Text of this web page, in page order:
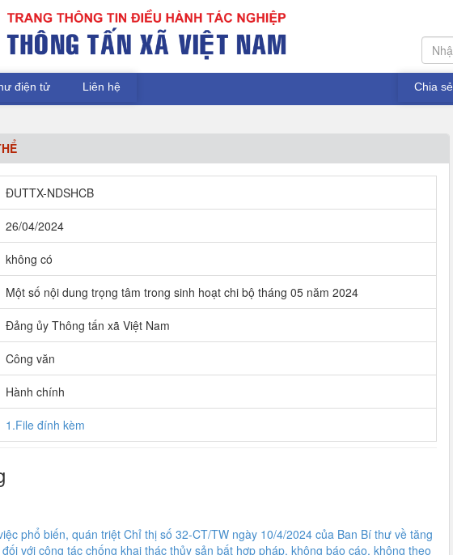
điện tử Liên hệ Chia sẻ
ĐUTTX-NDSHCB
26/04/2024
không có
Một số nội dung trọng tâm trong sinh hoạt chi bộ tháng 05 năm 2024
Đảng ủy Thông tấn xã Việt Nam
Công văn
Hành chính
1.File đính kèm
phổ biến, quán triệt Chỉ thị số 32-CT/TW ngày 10/4/2024 của Ban Bí thư về tăng
với công tác chống khai thác thủy sản bất hợp pháp, không báo cáo, không theo